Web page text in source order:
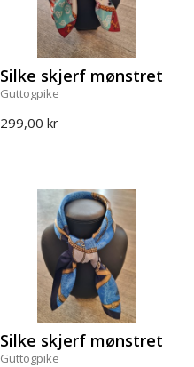
Silke skjerf mønstret
Guttogpike
299,00 kr
Silke skjerf mønstret
Guttogpike